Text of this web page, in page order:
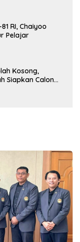
RI, Chaiyoo
Pelajar
Kosong,
Siapkan Calon